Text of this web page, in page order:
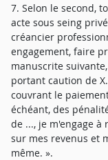
7. Selon le second,
acte sous seing
créancier
engagement, faire
manuscrite
portant caution de
couvrant le
échéant, des
de ..., je m'engage
sur mes revenus et
même. ».